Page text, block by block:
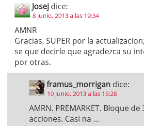
Josej dice:
8 junio, 2013 a las 19:34
AMNR
Gracias, SUPER por la
se que decirle que agradezca su
por otras.
framus_morrigan dice:
10 junio, 2013 a las 15:28
AMRN. PREMARKET. Bloque de
acciones. Casi na …